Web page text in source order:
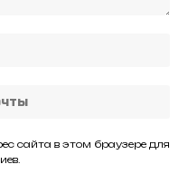
сайта в этом браузере для